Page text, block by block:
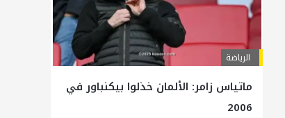
الرياضة
ماتياس زامر: الألمان خذلوا بيكنباور في
2006